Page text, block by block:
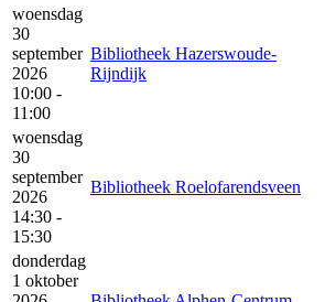
woensdag
30
september
2026
10:00 -
11:00
Bibliotheek Hazerswoude-
Rijndijk
woensdag
30
september
2026
14:30 -
15:30
Bibliotheek Roelofarendsveen
donderdag
1 oktober